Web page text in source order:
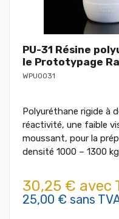
PU-31 Résine
le Prototypage
WPU0031
Polyuréthane rigide à
réactivité, une faible
moussant, pour la
densité 1000 – 1300
30,25 € avec
25,00 € sans